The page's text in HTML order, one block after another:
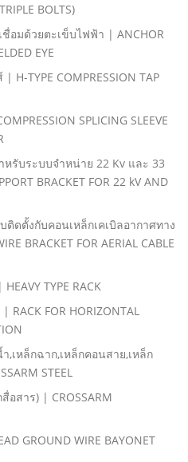
BOLTS)
อมด้วยตะเข็บไฟฟ้า | ANCHOR
EYE
TYPE COMPRESSION TAP
SPLICING SLEEVE
หรับระบบจําหน่าย 22 Kv และ 33
BRACKET FOR 22 kV AND
ดตั้งกับคอนเหล็กเคเบิลอากาศทาง
BRACKET FOR AERIAL CABLE
TYPE RACK
FOR HORIZONTAL
,เหล็กฉาก,เหล็กคอนสาย,เหล็ก
STEEL
สาร) | CROSSARM
GROUND WIRE BAYONET